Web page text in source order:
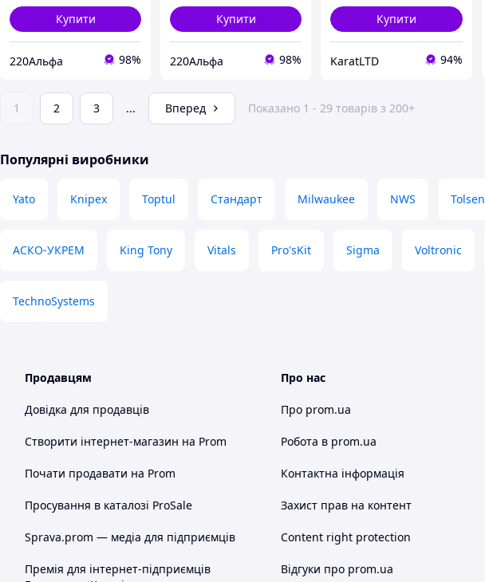
Купити
220Альфа 98%
Купити
220Альфа 98%
Купити
KaratLTD 94%
1 2 3 ... Вперед Показано 1 - 29 товарів з 200+
Популярні виробники
Yato Knipex Toptul Стандарт Milwaukee NWS Tolsen
АСКО-УКРЕМ King Tony Vitals Pro'sKit Sigma Voltronic
TechnoSystems
Продавцям
Довідка для продавців
Створити інтернет-магазин на Prom
Почати продавати на Prom
Просування в каталозі ProSale
Sprava.prom — медіа для підприємців
Премія для інтернет-підприємців
Про нас
Про prom.ua
Робота в prom.ua
Контактна інформація
Захист прав на контент
Content right protection
Відгуки про prom.ua